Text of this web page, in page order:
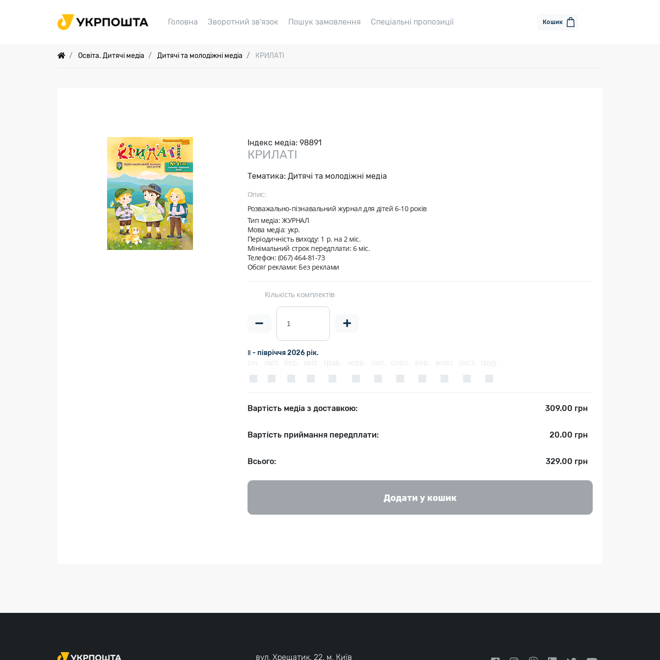
Головна Зворотний зв'язок Пошук замовлення Спеціальні пропозиції Кошик
Освіта. Дитячі медіа Дитячі та молодіжні медіа КРИЛАТІ
Індекс медіа: 98891
КРИЛАТІ
Тематика: Дитячі та молодіжні медіа
Опис:
Розважально-пізнавальний журнал для дітей 6-10 років
Тип медіа: ЖУРНАЛ
Мова медіа: укр.
Періодичність виходу: 1 p. на 2 мiс.
Мінімальний строк передплати:6 міс.
Телефон: (067) 464-81-73
Обсяг реклами: Без реклами
Кількість комплектів
Ⅱ - півріччя 2026 рік.
Вартість медіа з доставкою: 309.00 грн
Вартість приймання передплати: 20.00 грн
Всього: 329.00 грн
Додати у кошик
вул. Хрещатик, 22, м. Київ